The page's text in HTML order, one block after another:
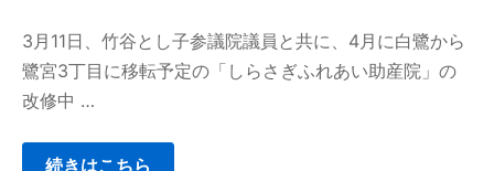
3月11日、竹谷とし子参議院議員と共に、4月に白鷺から
鷺宮3丁目に移転予定の「しらさぎふれあい助産院」の
改修中 …
続きはこちら